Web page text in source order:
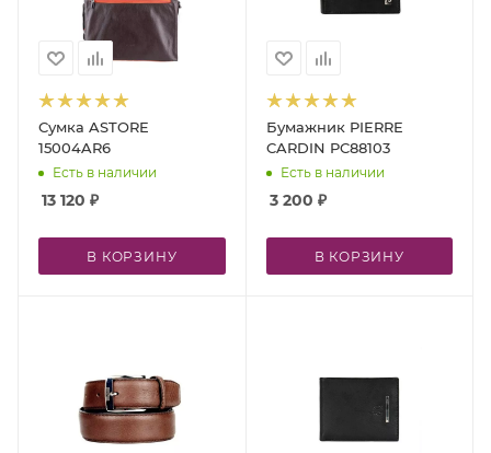
Сумка ASTORE
15004AR6
Есть в наличии
13 120 ₽
В КОРЗИНУ
Бумажник PIERRE
CARDIN PC88103
Есть в наличии
3 200 ₽
В КОРЗИНУ